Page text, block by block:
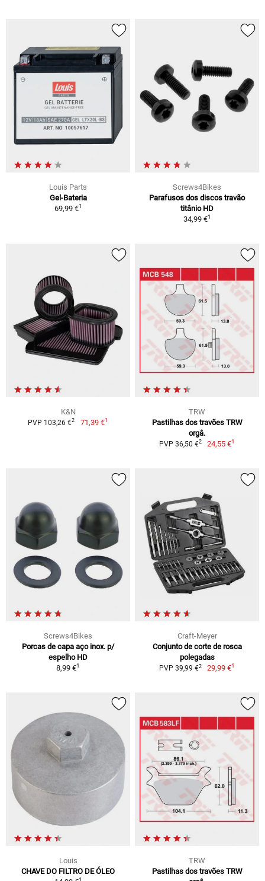
Louis Parts
Gel-Bateria
69,99 €1
Screws4Bikes
Parafusos dos discos travão
titânio HD
34,99 €1
K&N
PVP 103,26 €2 71,39 €1
TRW
Pastilhas dos travões TRW
orgâ.
PVP 36,50 €2 24,55 €1
Screws4Bikes
Porcas de capa aço inox. p/
espelho HD
8,99 €1
Craft-Meyer
Conjunto de corte de rosca
polegadas
PVP 39,99 €2 29,99 €1
Louis
CHAVE DO FILTRO DE ÓLEO
1
TRW
Pastilhas dos travões TRW